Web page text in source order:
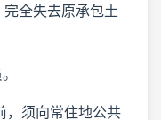
全失去原承包土
，须向常住地公共